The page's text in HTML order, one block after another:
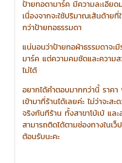
ป้ายทอดามาร์ค มีความละเอีย
เนื่องจากจะใช้ปริมาณเส้นด้าย
กว่าป้ายทอธรรมดา
แน่นอนว่าป้ายทอผ้าธรรมดาจะ
มาร์ค แต่ความคมชัดและความ
ไม่ได้
อยากได้คำตอบมากกว่านี้ รา
เข้ามาที่ร้านได้เลยค่ะ ไม่ว่าจะส
จริงกันทีร้าน ทั้งสาขาโบ้เบ้ แล
สามารถติดได้ตามช่องทางในเว็
ต้อนรับนะคะ